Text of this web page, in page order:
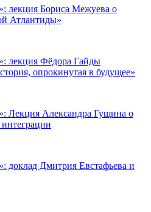
лекция Бориса Межуева о
Атлантиды»
лекция Фёдора Гайды
опрокинутая в будущее»
Лекция Александра Гущина о
доклад Дмитрия Евстафьева и